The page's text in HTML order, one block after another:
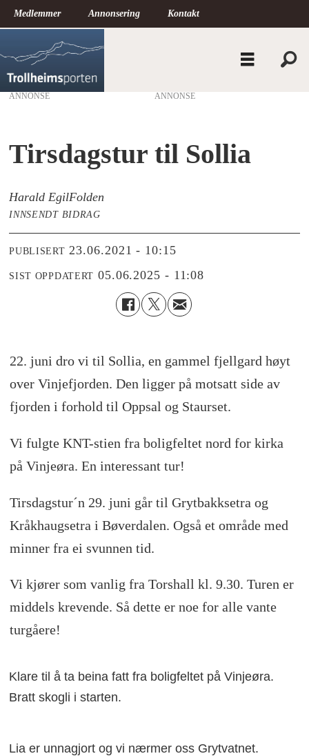
Medlemmer Annonsering Kontakt
ANNONSE
Tirsdagstur til Sollia
Harald EgilFolden
INNSENDT BIDRAG
PUBLISERT 23.06.2021 - 10:15
SIST OPPDATERT 05.06.2025 - 11:08
22. juni dro vi til Sollia, en gammel fjellgard høyt
over Vinjefjorden. Den ligger på motsatt side av
fjorden i forhold til Oppsal og Staurset.
Vi fulgte KNT-stien fra boligfeltet nord for kirka
på Vinjeøra. En interessant tur!
Tirsdagstur´n 29. juni går til Grytbakksetra og
Kråkhaugsetra i Bøverdalen. Også et område med
minner fra ei svunnen tid.
Vi kjører som vanlig fra Torshall kl. 9.30. Turen er
middels krevende. Så dette er noe for alle vante
turgåere!
Klare til å ta beina fatt fra boligfeltet på Vinjeøra.
Bratt skogli i starten.
Lia er unnagjort og vi nærmer oss Grytvatnet.